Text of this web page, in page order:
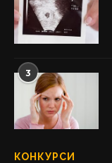
3
КОНКУРСИ